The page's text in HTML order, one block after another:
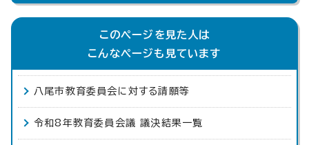
このページを見た人は
こんなページも見ています
八尾市教育委員会に対する請願等
令和8年教育委員会議 議決結果一覧